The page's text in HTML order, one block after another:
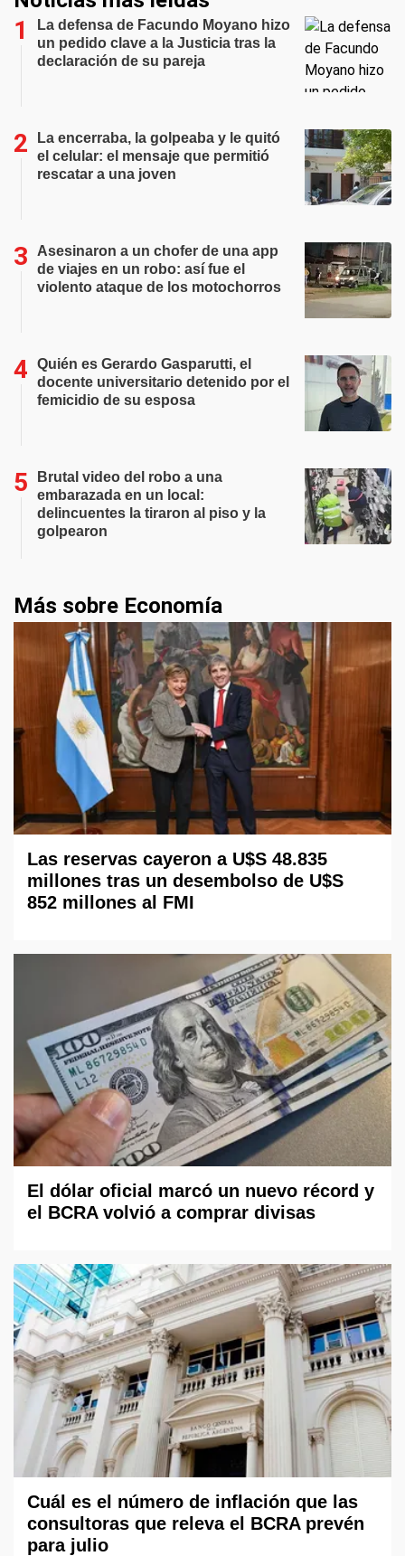
La defensa de Facundo Moyano hizo
un pedido clave a la Justicia tras la
declaración de su pareja
La encerraba, la golpeaba y le quitó
el celular: el mensaje que permitió
rescatar a una joven
Asesinaron a un chofer de una app
de viajes en un robo: así fue el
violento ataque de los motochorros
Quién es Gerardo Gasparutti, el
docente universitario detenido por el
femicidio de su esposa
Brutal video del robo a una
embarazada en un local:
delincuentes la tiraron al piso y la
golpearon
Más sobre Economía
Las reservas cayeron a U$S 48.835
millones tras un desembolso de U$S
852 millones al FMI
El dólar oficial marcó un nuevo récord y
el BCRA volvió a comprar divisas
Cuál es el número de inflación que las
consultoras que releva el BCRA prevén
para julio